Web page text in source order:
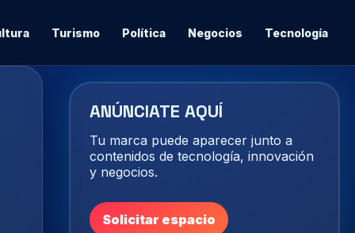
Turismo Política Negocios Tecnología
ANÚNCIATE AQUÍ
Tu marca puede aparecer junto a
contenidos de tecnología, innovación
y negocios.
Solicitar espacio